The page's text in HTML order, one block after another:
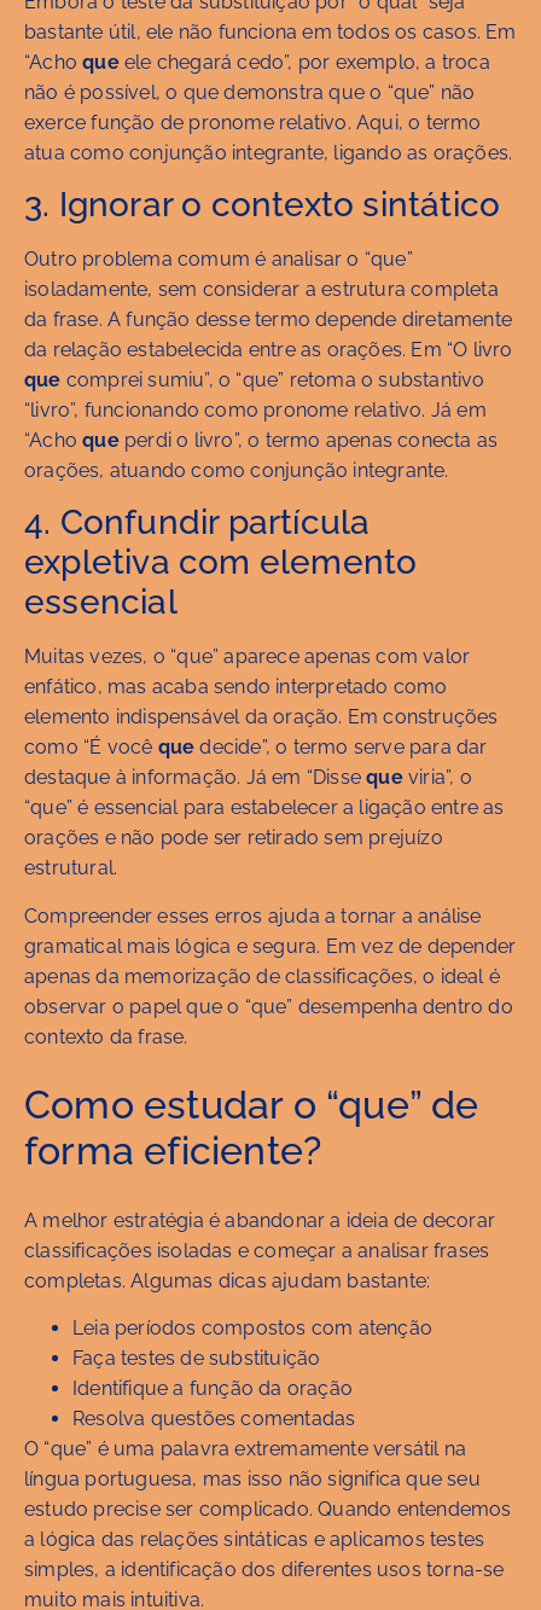
bastante útil, ele não funciona em todos os casos. Em
“Achoqueele chegará cedo”, por exemplo, a troca
não é possível, o que demonstra que o “que” não
exerce função de pronome relativo. Aqui, o termo
atua como conjunção integrante, ligando as orações.
3. Ignorar o contexto sintático
Outro problema comum é analisar o “que”
isoladamente, sem considerar a estrutura completa
da frase. A função desse termo depende diretamente
da relação estabelecida entre as orações. Em “O livro
que comprei sumiu”, o “que” retoma o substantivo
“livro”, funcionando como pronome relativo. Já em
“Achoqueperdi o livro”, o termo apenas conecta as
orações, atuando como conjunção integrante.
4. Confundir partícula
expletiva com elemento
essencial
Muitas vezes, o “que” aparece apenas com valor
enfático, mas acaba sendo interpretado como
elemento indispensável da oração. Em construções
como “É você que decide”, o termo serve para dar
destaque à informação. Já em “Dissequeviria”, o
“que” é essencial para estabelecer a ligação entre as
orações e não pode ser retirado sem prejuízo
estrutural.
Compreender esses erros ajuda a tornar a análise
gramatical mais lógica e segura. Em vez de depender
apenas da memorização de classificações, o ideal é
observar o papel que o “que” desempenha dentro do
contexto da frase.
Como estudar o “que” de
forma eficiente?
A melhor estratégia é abandonar a ideia de decorar
classificações isoladas e começar a analisar frases
completas. Algumas dicas ajudam bastante:
Leia períodos compostos com atenção
Faça testes de substituição
Identifique a função da oração
Resolva questões comentadas
O “que” é uma palavra extremamente versátil na
língua portuguesa, mas isso não significa que seu
estudo precise ser complicado. Quando entendemos
a lógica das relações sintáticas e aplicamos testes
simples, a identificação dos diferentes usos torna-se
muito mais intuitiva.